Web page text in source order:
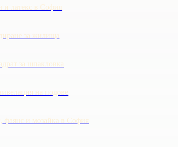
и латекс в София
за жилища
за шпакловка
на подове
фаянс и мозайка в София